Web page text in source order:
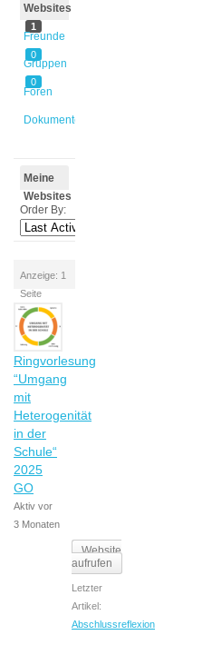
Websites
1
Freunde
0
Gruppen
0
Foren
Dokumente
Meine
Websites
Order By:
Anzeige: 1
Seite
Ringvorlesung
“Umgang
mit
Heterogenität
in der
Schule“
2025
GO
Aktiv vor
3 Monaten
Website
aufrufen
Letzter
Artikel:
Abschlussreflexion